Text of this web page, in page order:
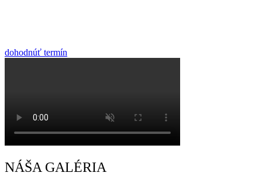
dohodnúť termín
NÁŠA GALÉRIA